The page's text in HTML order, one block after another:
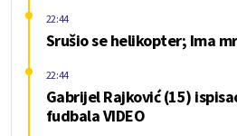
Srušio se helikopter; Ima
22:44
Gabrijel Rajković (15)
fudbala VIDEO
22:44